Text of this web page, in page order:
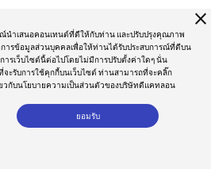
close
ณ์นำเสนอคอนเทนต์ที่ดีให้กับท่าน และปรับปรุงคุณภาพ
การข้อมูลส่วนบุคคลเพื่อให้ท่านได้รับประสบการณ์ที่ดีบน
ารเว็บไซต์นี้ต่อไปโดยไม่มีการปรับตั้งค่าใดๆ นั่น
ะรับการใช้คุกกี้บนเว็บไซต์ ท่านสามารถที่จะคลิ๊ก
ยวกับนโยบายความเป็นส่วนตัวของบริษัทดีแคทลอน
ยอมรับ